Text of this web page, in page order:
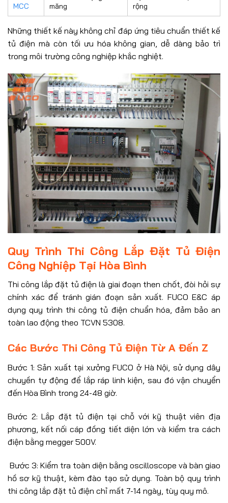
MCC
măng
rộng
Những thiết kế này không chỉ đáp ứng tiêu chuẩn thiết kế
tủ điện mà còn tối ưu hóa không gian, dễ dàng bảo trì
trong môi trường công nghiệp khắc nghiệt.
Quy Trình Thi Công Lắp Đặt Tủ Điện
Công Nghiệp Tại Hòa Bình
Thi công lắp đặt tủ điện là giai đoạn then chốt, đòi hỏi sự
chính xác để tránh gián đoạn sản xuất. FUCO E&C áp
dụng quy trình thi công tủ điện chuẩn hóa, đảm bảo an
toàn lao động theo TCVN 5308.
Các Bước Thi Công Tủ Điện Từ A Đến Z
Bước 1: Sản xuất tại xưởng FUCO ở Hà Nội, sử dụng dây
chuyền tự động để lắp ráp linh kiện, sau đó vận chuyển
đến Hòa Bình trong 24-48 giờ.
Bước 2: Lắp đặt tủ điện tại chỗ với kỹ thuật viên địa
phương, kết nối cáp đồng tiết diện lớn và kiểm tra cách
điện bằng megger 500V.
Bước 3: Kiểm tra toàn diện bằng oscilloscope và bàn giao
hồ sơ kỹ thuật, kèm đào tạo sử dụng. Toàn bộ quy trình
thi công lắp đặt tủ điện chỉ mất 7-14 ngày, tùy quy mô.